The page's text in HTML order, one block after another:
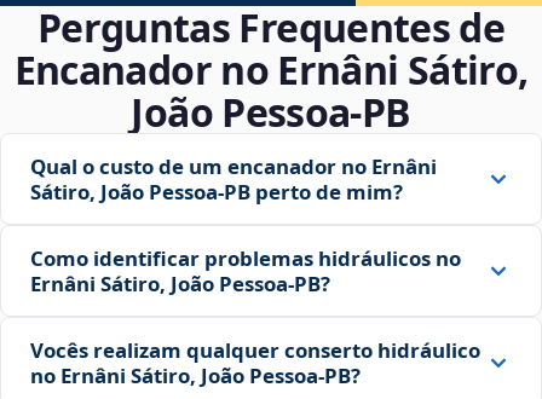
Perguntas Frequentes de
Encanador no Ernâni Sátiro,
João Pessoa‑PB
Qual o custo de um encanador no Ernâni
Sátiro, João Pessoa‑PB perto de mim?
Como identificar problemas hidráulicos no
Ernâni Sátiro, João Pessoa‑PB?
Vocês realizam qualquer conserto hidráulico
no Ernâni Sátiro, João Pessoa‑PB?